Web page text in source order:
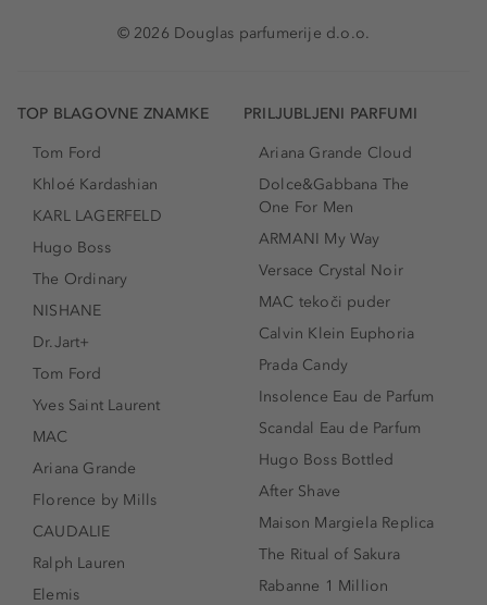
© 2026 Douglas parfumerije d.o.o.
TOP BLAGOVNE ZNAMKE
Tom Ford
Khloé Kardashian
KARL LAGERFELD
Hugo Boss
The Ordinary
NISHANE
Dr.Jart+
Tom Ford
Yves Saint Laurent
MAC
Ariana Grande
Florence by Mills
CAUDALIE
Ralph Lauren
Elemis
PRILJUBLJENI PARFUMI
Ariana Grande Cloud
Dolce&Gabbana The
One For Men
ARMANI My Way
Versace Crystal Noir
MAC tekoči puder
Calvin Klein Euphoria
Prada Candy
Insolence Eau de Parfum
Scandal Eau de Parfum
Hugo Boss Bottled
After Shave
Maison Margiela Replica
The Ritual of Sakura
Rabanne 1 Million